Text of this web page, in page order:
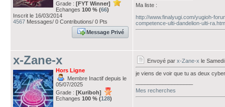
Grade : [FYT Winner]
Echanges 100 % (66)
Inscrit le 16/03/2014
4567 Messages/ 0 Contributions/ 0 Pts
Message Privé
Ma liste :
http://www.finalyugi.com/yugioh-
competence-ulti-dandelion-ulti-
x-Zane-x
Hors Ligne
Membre Inactif depuis le
05/07/2025
Grade : [Kuriboh]
Echanges 100 % (128)
Envoyé par x-Zane-x le
je viens de voir que tu as deux
Mes recherches